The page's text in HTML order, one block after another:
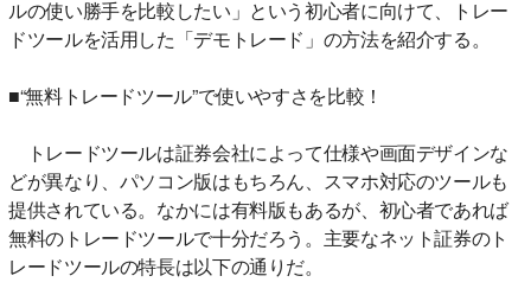
ルの使い勝手を比較したい」という初心者に向けて、トレー
ドツールを活用した「デモトレード」の方法を紹介する。
■“無料トレードツール”で使いやすさを比較！
トレードツールは証券会社によって仕様や画面デザインな
どが異なり、パソコン版はもちろん、スマホ対応のツールも
提供されている。なかには有料版もあるが、初心者であれば
無料のトレードツールで十分だろう。主要なネット証券のト
レードツールの特長は以下の通りだ。